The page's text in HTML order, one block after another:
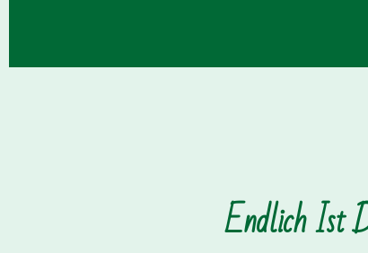
Endlich Ist